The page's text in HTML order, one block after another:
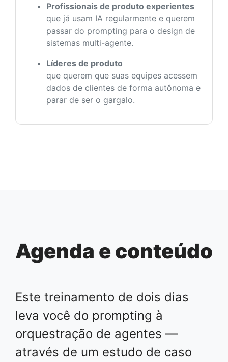
Profissionais de produto experientes
que já usam IA regularmente e querem
passar do prompting para o design de
sistemas multi-agente.
Líderes de produto
que querem que suas equipes acessem
dados de clientes de forma autônoma e
parar de ser o gargalo.
Agenda e conteúdo
Este treinamento de dois dias
leva você do prompting à
orquestração de agentes —
através de um estudo de caso